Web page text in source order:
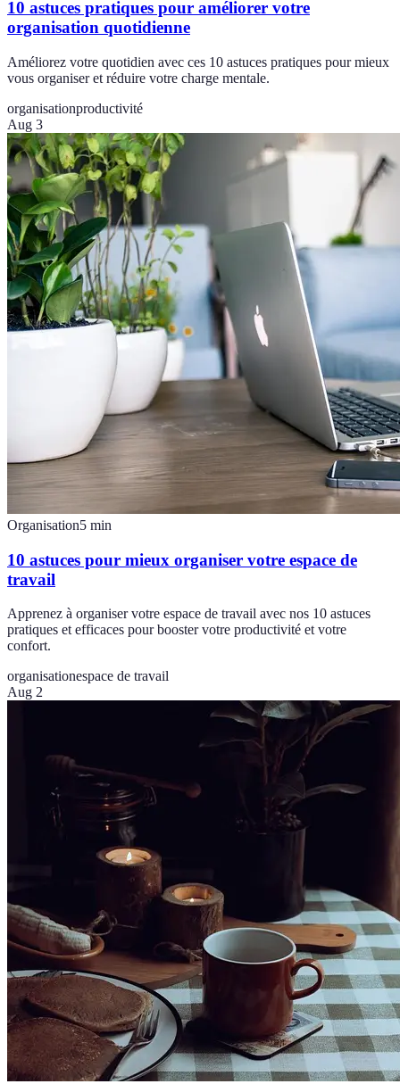
10 astuces pratiques pour améliorer votre
organisation quotidienne
Améliorez votre quotidien avec ces 10 astuces pratiques pour mieux
vous organiser et réduire votre charge mentale.
organisationproductivité
Aug 3
Organisation5 min
10 astuces pour mieux organiser votre espace de
travail
Apprenez à organiser votre espace de travail avec nos 10 astuces
pratiques et efficaces pour booster votre productivité et votre
confort.
organisationespace de travail
Aug 2